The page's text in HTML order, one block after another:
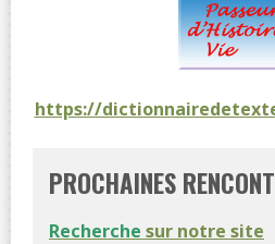
https://
PROCHAINES
Recherche sur notre site